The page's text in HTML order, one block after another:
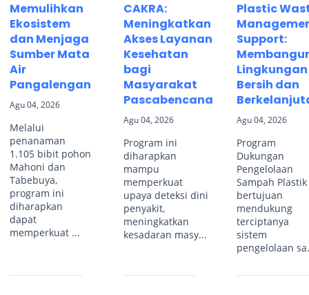
Memulihkan
Ekosistem
dan Menjaga
Sumber Mata
Air
Pangalengan
Agu 04, 2026
Melalui
penanaman
1.105 bibit pohon
Mahoni dan
Tabebuya,
program ini
diharapkan
dapat
memperkuat ...
CAKRA:
Meningkatkan
Akses Layanan
Kesehatan
bagi
Masyarakat
Pascabencana
Agu 04, 2026
Program ini
diharapkan
mampu
memperkuat
upaya deteksi dini
penyakit,
meningkatkan
kesadaran masy...
Plastic
Support:
Lingkungan
Bersih dan
Agu 04, 2026
Program
Dukungan
Pengelolaan
Sampah Plastik
bertujuan
mendukung
terciptanya
sistem
pengelolaan